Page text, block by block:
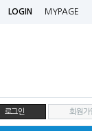
LOGIN MYPAGE
회원가